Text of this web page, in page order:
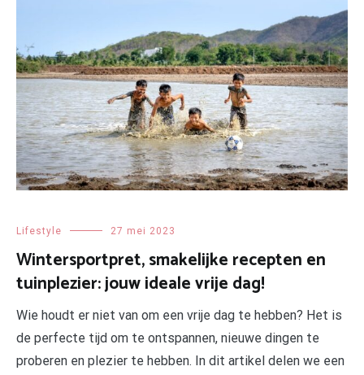
Lifestyle 27 mei 2023
Wintersportpret, smakelijke recepten en
tuinplezier: jouw ideale vrije dag!
Wie houdt er niet van om een vrije dag te hebben? Het is
de perfecte tijd om te ontspannen, nieuwe dingen te
proberen en plezier te hebben. In dit artikel delen we een